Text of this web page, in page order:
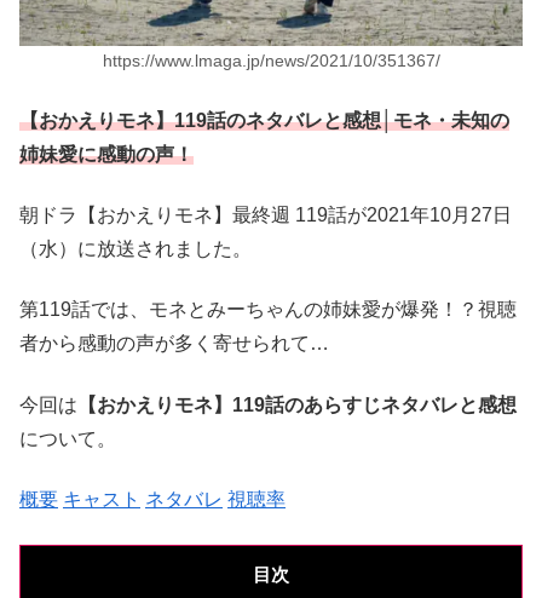
https://www.lmaga.jp/news/2021/10/351367/
【おかえりモネ】119話のネタバレと感想│モネ・未知の
姉妹愛に感動の声！
朝ドラ【おかえりモネ】最終週 119話が2021年10月27日
（水）に放送されました。
第119話では、モネとみーちゃんの姉妹愛が爆発！？視聴
者から感動の声が多く寄せられて…
今回は 【おかえりモネ】119話のあらすじネタバレと感想
について。
概要 キャスト ネタバレ 視聴率
目次